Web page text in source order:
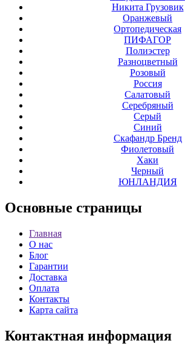
Никита Грузовик
Оранжевый
Ортопедическая
ПИФАГОР
Полиэстер
Разноцветный
Розовый
Россия
Салатовый
Серебряный
Серый
Синий
Скафандр Бренд
Фиолетовый
Хаки
Черный
ЮНЛАНДИЯ
Основные страницы
Главная
О нас
Блог
Гарантии
Доставка
Оплата
Контакты
Карта сайта
Контактная информация